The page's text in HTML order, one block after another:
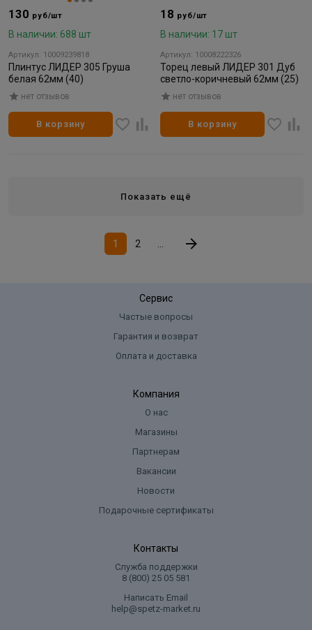
130 руб/шт
В наличии: 688 шт
Артикул: 10009239818
Плинтус ЛИДЕР 305 Груша
белая 62мм (40)
нет отзывов
В корзину
18 руб/шт
В наличии: 17 шт
Артикул: 10008222326
Торец левый ЛИДЕР 301 Дуб
светло-коричневый 62мм (25)
нет отзывов
В корзину
Показать ещё
1 2
Сервис
Частые вопросы
Гарантия и возврат
Оплата и доставка
Компания
О нас
Магазины
Партнерам
Вакансии
Новости
Подарочные сертификаты
Контакты
Служба поддержки
8 (800) 25 05 581
Написать Email
help@spetz-market.ru